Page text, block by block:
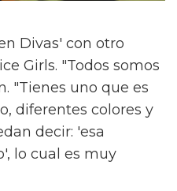
Divas' con otro
Girls. "Todos somos
"Tienes uno que es
diferentes colores y
decir: 'esa
lo cual es muy